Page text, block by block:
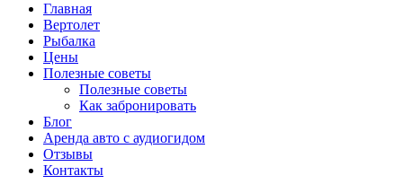
Главная
Вертолет
Рыбалка
Цены
Полезные советы
Полезные советы
Как забронировать
Блог
Аренда авто с аудиогидом
Отзывы
Контакты